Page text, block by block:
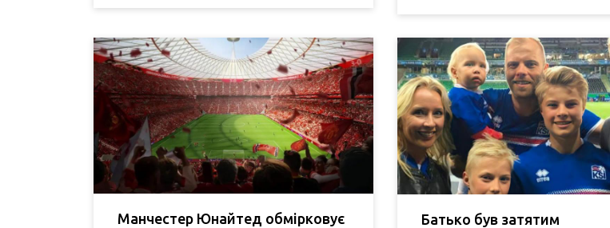
Манчестер Юнайтед обмірковує
Батько був затятим